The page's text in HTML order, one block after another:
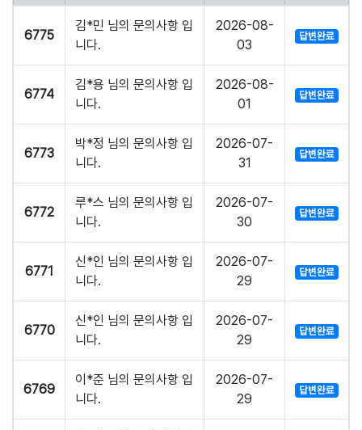
6775
김*민 님의 문의사항 입
니다.
2026-08-
03
답변완료
6774
김*용 님의 문의사항 입
니다.
2026-08-
01
답변완료
6773
박*정 님의 문의사항 입
니다.
2026-07-
31
답변완료
6772
루*스 님의 문의사항 입
니다.
2026-07-
30
답변완료
6771
신*인 님의 문의사항 입
니다.
2026-07-
29
답변완료
6770
신*인 님의 문의사항 입
니다.
2026-07-
29
답변완료
6769
이*준 님의 문의사항 입
니다.
2026-07-
29
답변완료